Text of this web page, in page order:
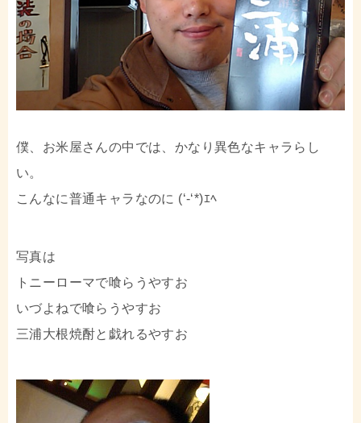
僕、お米屋さんの中では、かなり異色なキャラらし
い。
こんなに普通キャラなのに (‘-‘*)ｴﾍ
写真は
トニーローマで喰らうやすお
いづよねで喰らうやすお
三浦大根焼酎と戯れるやすお